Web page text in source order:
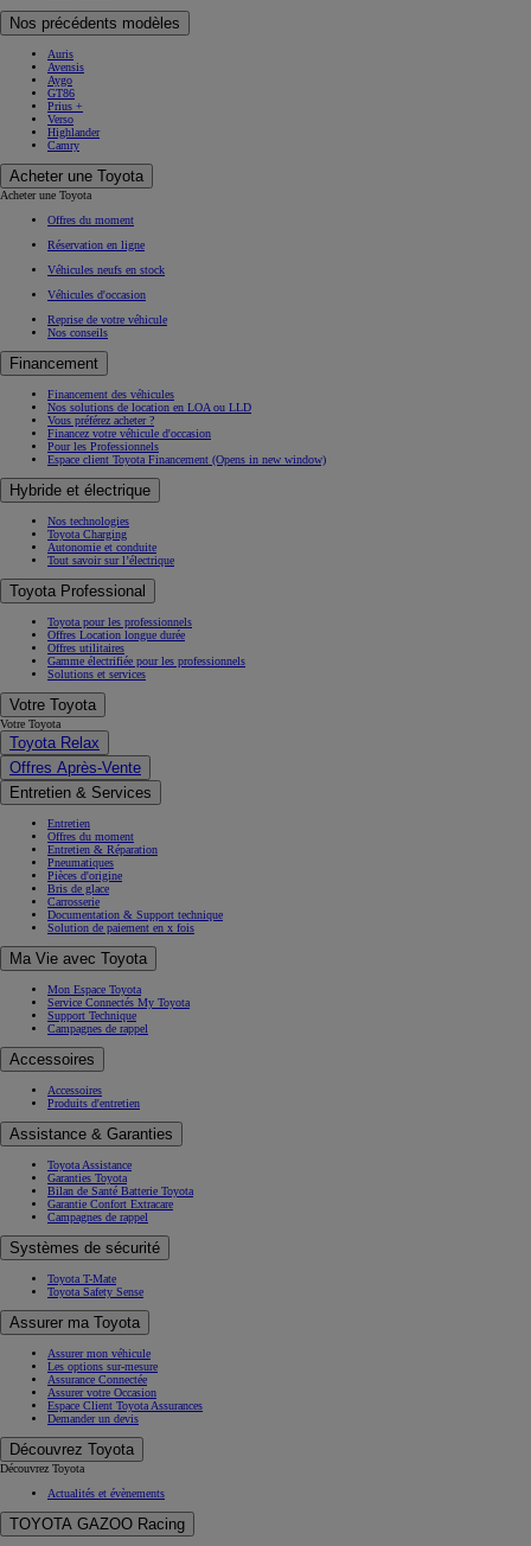
Nos précédents modèles
Auris
Avensis
Aygo
GT86
Prius +
Verso
Highlander
Camry
Acheter une Toyota
Acheter une Toyota
Offres du moment
Réservation en ligne
Véhicules neufs en stock
Véhicules d'occasion
Reprise de votre véhicule
Nos conseils
Financement
Financement des véhicules
Nos solutions de location en LOA ou LLD
Vous préférez acheter ?
Financez votre véhicule d'occasion
Pour les Professionnels
Espace client Toyota Financement (Opens in new window)
Hybride et électrique
Nos technologies
Toyota Charging
Autonomie et conduite
Tout savoir sur l’électrique
Toyota Professional
Toyota pour les professionnels
Offres Location longue durée
Offres utilitaires
Gamme électrifiée pour les professionnels
Solutions et services
Votre Toyota
Votre Toyota
Toyota Relax
Offres Après-Vente
Entretien & Services
Entretien
Offres du moment
Entretien & Réparation
Pneumatiques
Pièces d'origine
Bris de glace
Carrosserie
Documentation & Support technique
Solution de paiement en x fois
Ma Vie avec Toyota
Mon Espace Toyota
Service Connectés My Toyota
Support Technique
Campagnes de rappel
Accessoires
Accessoires
Produits d'entretien
Assistance & Garanties
Toyota Assistance
Garanties Toyota
Bilan de Santé Batterie Toyota
Garantie Confort Extracare
Campagnes de rappel
Systèmes de sécurité
Toyota T-Mate
Toyota Safety Sense
Assurer ma Toyota
Assurer mon véhicule
Les options sur-mesure
Assurance Connectée
Assurer votre Occasion
Espace Client Toyota Assurances
Demander un devis
Découvrez Toyota
Découvrez Toyota
Actualités et évènements
TOYOTA GAZOO Racing